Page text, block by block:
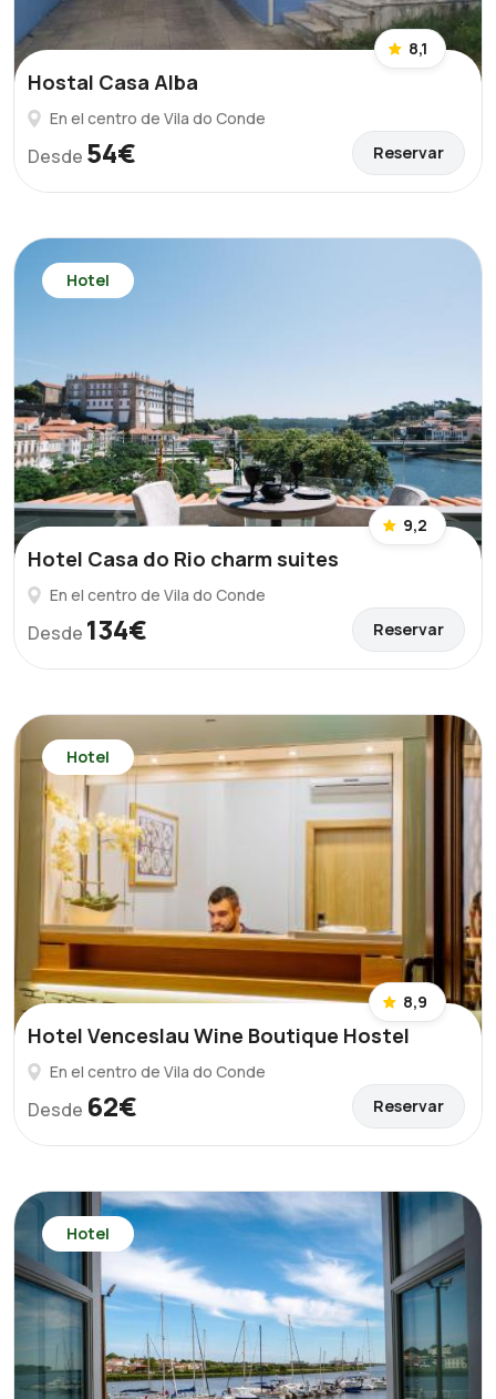
8,1
Hostal Casa Alba
En el centro de Vila do Conde
Desde 54€ Reservar
Hotel
9,2
Hotel Casa do Rio charm suites
En el centro de Vila do Conde
Desde 134€ Reservar
Hotel
8,9
Hotel Venceslau Wine Boutique Hostel
En el centro de Vila do Conde
Desde 62€ Reservar
Hotel